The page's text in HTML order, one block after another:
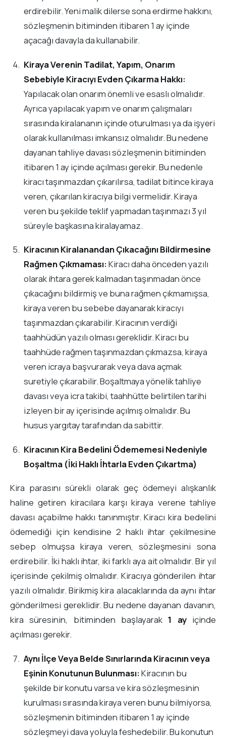
erdirebilir. Yeni malik dilerse sona erdirme hakkını,
sözleşmenin bitiminden itibaren 1 ay içinde
açacağı davayla da kullanabilir.
Kiraya Verenin Tadilat, Yapım, Onarım
Sebebiyle Kiracıyı Evden Çıkarma Hakkı:
Yapılacak olan onarım önemli ve esaslı olmalıdır.
Ayrıca yapılacak yapım ve onarım çalışmaları
sırasında kiralananın içinde oturulması ya da işyeri
olarak kullanılması imkansız olmalıdır. Bu nedene
dayanan tahliye davası sözleşmenin bitiminden
itibaren 1 ay içinde açılması gerekir. Bu nedenle
kiracı taşınmazdan çıkarılırsa, tadilat bitince kiraya
veren, çıkarılan kiracıya bilgi vermelidir. Kiraya
veren bu şekilde teklif yapmadan taşınmazı 3 yıl
süreyle başkasına kiralayamaz.
Kiracının Kiralanandan Çıkacağını Bildirmesine
Rağmen Çıkmaması:Kiracı daha önceden yazılı
olarak ihtara gerek kalmadan taşınmadan önce
çıkacağını bildirmiş ve buna rağmen çıkmamışsa,
kiraya veren bu sebebe dayanarak kiracıyı
taşınmazdan çıkarabilir. Kiracının verdiği
taahhüdün yazılı olması gereklidir. Kiracı bu
taahhüde rağmen taşınmazdan çıkmazsa, kiraya
veren icraya başvurarak veya dava açmak
suretiyle çıkarabilir. Boşaltmaya yönelik tahliye
davası veya icra takibi, taahhütte belirtilen tarihi
izleyen bir ay içerisinde açılmış olmalıdır. Bu
husus yargıtay tarafından da sabittir.
Kiracının Kira Bedelini Ödememesi Nedeniyle
Boşaltma (İki Haklı İhtarla Evden Çıkartma)
Kira parasını sürekli olarak geç ödemeyi alışkanlık
haline getiren kiracılara karşı kiraya verene tahliye
davası açabilme hakkı tanınmıştır. Kiracı kira bedelini
ödemediği için kendisine 2 haklı ihtar çekilmesine
sebep olmuşsa kiraya veren, sözleşmesini sona
erdirebilir. İki haklı ihtar, iki farklı aya ait olmalıdır. Bir yıl
içerisinde çekilmiş olmalıdır. Kiracıya gönderilen ihtar
yazılı olmalıdır. Birikmiş kira alacaklarında da aynı ihtar
gönderilmesi gereklidir. Bu nedene dayanan davanın,
kira süresinin, bitiminden başlayarak1 ay içinde
açılması gerekir.
Aynı İlçe Veya Belde Sınırlarında Kiracının veya
Eşinin Konutunun Bulunması:Kiracının bu
şekilde bir konutu varsa ve kira sözleşmesinin
kurulması sırasında kiraya veren bunu bilmiyorsa,
sözleşmenin bitiminden itibaren 1 ay içinde
sözleşmeyi dava yoluyla feshedebilir. Bu konutun